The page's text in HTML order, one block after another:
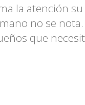
la atención
no se
que